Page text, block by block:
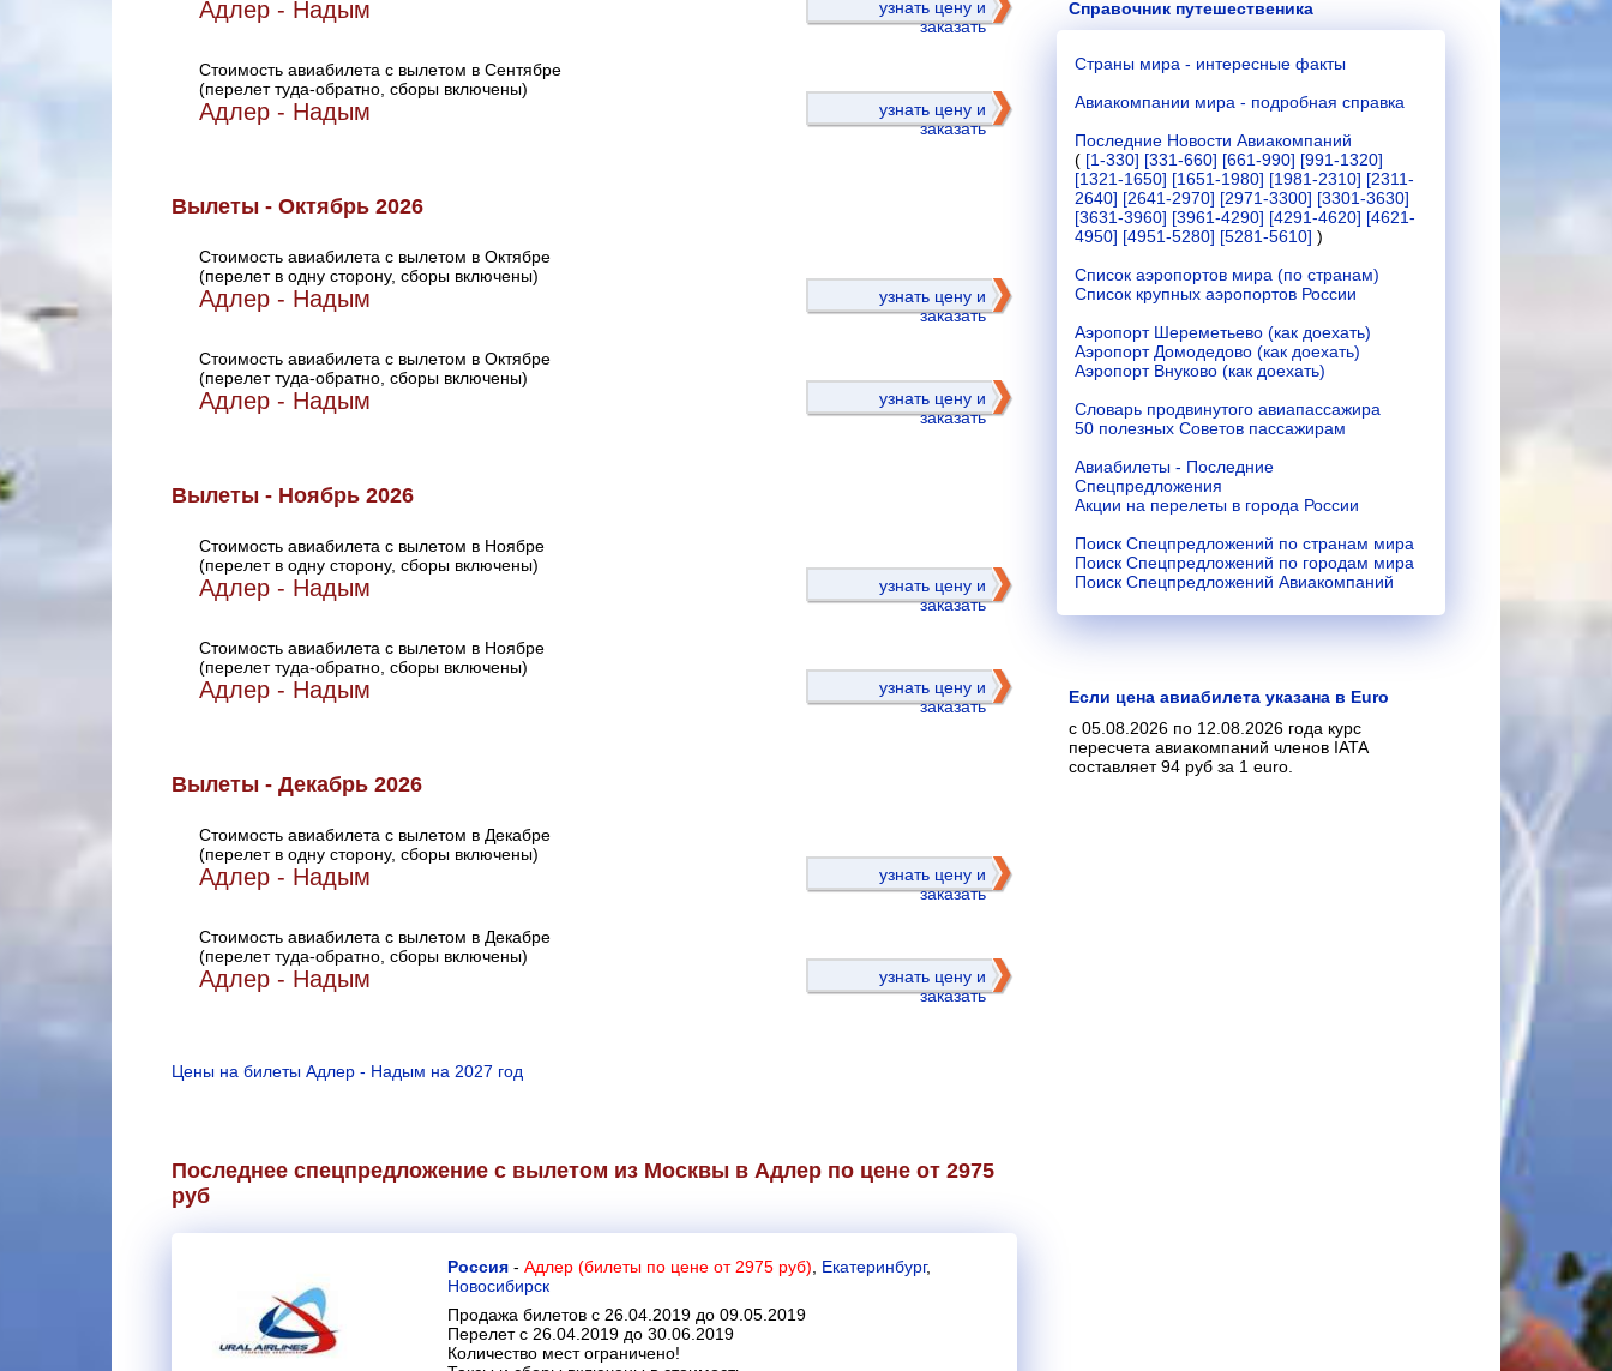
Адлер - Надым
узнать цену и
заказать
Стоимость авиабилета с вылетом в Сентябре
(перелет туда-обратно, сборы включены)
Адлер - Надым
узнать цену и
заказать
Вылеты - Октябрь 2026
Стоимость авиабилета с вылетом в Октябре
(перелет в одну сторону, сборы включены)
Адлер - Надым
узнать цену и
заказать
Стоимость авиабилета с вылетом в Октябре
(перелет туда-обратно, сборы включены)
Адлер - Надым
узнать цену и
заказать
Вылеты - Ноябрь 2026
Стоимость авиабилета с вылетом в Ноябре
(перелет в одну сторону, сборы включены)
Адлер - Надым
узнать цену и
заказать
Стоимость авиабилета с вылетом в Ноябре
(перелет туда-обратно, сборы включены)
Адлер - Надым
узнать цену и
заказать
Вылеты - Декабрь 2026
Стоимость авиабилета с вылетом в Декабре
(перелет в одну сторону, сборы включены)
Адлер - Надым
узнать цену и
заказать
Стоимость авиабилета с вылетом в Декабре
(перелет туда-обратно, сборы включены)
Адлер - Надым
узнать цену и
заказать
Цены на билеты Адлер - Надым на 2027 год
Последнее спецпредложение с вылетом из Москвы в Адлер по цене от 2975
руб
Россия - Адлер (билеты по цене от 2975 руб) Екатеринбург,
Новосибирск
Продажа билетов с 26.04.2019 до 09.05.2019
Перелет с 26.04.2019 до 30.06.2019
Количество мест ограничено!
Справочник путешественика
Страны мира - интересные факты
Авиакомпании мира - подробная справка
Последние Новости Авиакомпаний
( [1-330] [331-660] [661-990] [991-1320]
[1321-1650] [1651-1980] [1981-2310] [2311-
2640] [2641-2970] [2971-3300] [3301-3630]
[3631-3960] [3961-4290] [4291-4620] [4621-
4950] [4951-5280] [5281-5610] )
Список аэропортов мира (по странам)
Список крупных аэропортов России
Аэропорт Шереметьево (как доехать)
Аэропорт Домодедово (как доехать)
Аэропорт Внуково (как доехать)
Словарь продвинутого авиапассажира
50 полезных Советов пассажирам
Авиабилеты - Последние
Спецпредложения
Акции на перелеты в города России
Поиск Спецпредложений по странам мира
Поиск Спецпредложений по городам мира
Поиск Спецпредложений Авиакомпаний
Если цена авиабилета указана в Euro
с 05.08.2026 по 12.08.2026 года курс
пересчета авиакомпаний членов IATA
составляет 94 руб за 1 euro.